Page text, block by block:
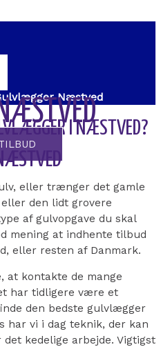
Næstved
I NÆSTVED?
eller trænger det gamle
eller den lidt grovere
af gulvopgave du skal
mening at indhente tilbud
eller resten af Danmark.
at kontakte de mange
har tidligere være et
den bedste gulvlægger
har vi i dag teknik, der kan
kedelige arbejde. Vigtigst